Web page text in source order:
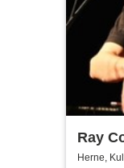
Ray
Herne,